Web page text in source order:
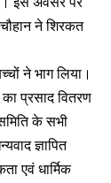
ने शिरकत
ने भाग लिया।
प्रसाद वितरण
के सभी
ज्ञापित
एवं धार्मिक